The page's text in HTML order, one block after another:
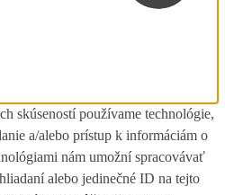
skúseností používame technológie,
a/alebo prístup k informáciám o
nám umožní spracovávať
alebo jedinečné ID na tejto